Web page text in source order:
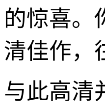
的惊喜。
清佳作，
与此高清